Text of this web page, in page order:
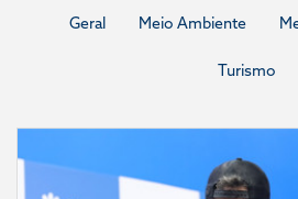
Geral Meio Ambiente
Turismo